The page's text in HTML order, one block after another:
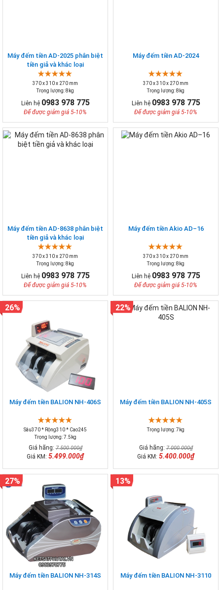
Máy đếm tiền AD-2025 phân biệt
tiền giả và khác loại
370 x 310 x 270 mm
Trọng lượng: 8kg
Liên hệ 0983 978 775
Để được giảm giá 5-10%
Máy đếm tiền AD-2024
370 x 310 x 270 mm
Trọng lượng: 8kg
Liên hệ 0983 978 775
Để được giảm giá 5-10%
Máy đếm tiền AD-8638 phân biệt
tiền giả và khác loại
370 x 310 x 270 mm
Trọng lượng: 8kg
Liên hệ 0983 978 775
Để được giảm giá 5-10%
Máy đếm tiền Akio AD–16
370 x 310 x 270 mm
Trọng lượng: 8kg
Liên hệ 0983 978 775
Để được giảm giá 5-10%
Máy đếm tiền BALION NH-406S
Sâu370 * Rộng310 * Cao245
Trọng lượng: 7.5kg
Giá hãng:7.500.000₫
Giá KM: 5.499.000₫
26%
Máy đếm tiền BALION NH-405S
Trọng lượng: 7kg
Giá hãng:7.000.000₫
Giá KM: 5.400.000₫
22%
Máy đếm tiền BALION NH-314S
27%
Máy đếm tiền BALION NH-3110
13%